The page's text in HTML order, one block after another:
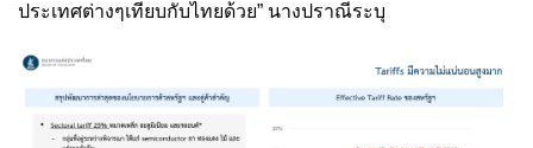
ประเทศต่างๆเทียบกับไทยด้วย” นางปราณีระบุ